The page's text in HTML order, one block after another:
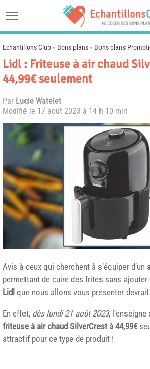
Echantillons Club » Bons plans » Bons plans
Lidl : Friteuse à air chaud
44,99€ seulement
Par Lucie Watelet
Modifié le 17 août 2023 à 14 h 10 min
Avis à ceux qui cherchent à s’équiper d’un
permettant de cuire des frites sans ajouter
Lidl que nous allons vous présenter
En effet, dès lundi 21 août 2023,
friteuse à air chaud SilverCrest à 44,99€
attractif pour ce type de produit !